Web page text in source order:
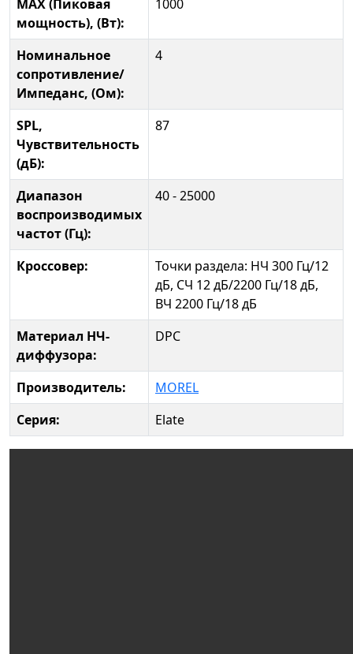
MAX (Пиковая
мощность), (Вт):
1000
Номинальное
сопротивление/
Импеданс, (Ом):
4
SPL,
Чувствительность
(дБ):
87
Диапазон
воспроизводимых
частот (Гц):
40 - 25000
Кроссовер:
Точки раздела: НЧ 300 Гц/12
дБ, СЧ 12 дБ/2200 Гц/18 дБ,
ВЧ 2200 Гц/18 дБ
Материал НЧ-
диффузора:
DPC
Производитель:
MOREL
Серия:
Elate